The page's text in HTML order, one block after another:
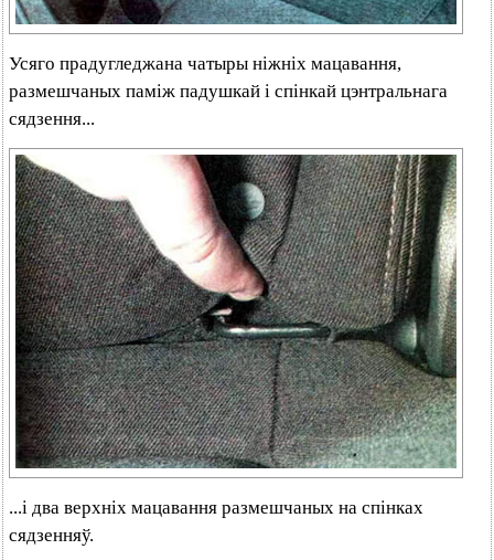
Усяго прадугледжана чатыры ніжніх мацавання,
размешчаных паміж падушкай і спінкай цэнтральнага
сядзення...
...і два верхніх мацавання размешчаных на спінках
сядзенняў.